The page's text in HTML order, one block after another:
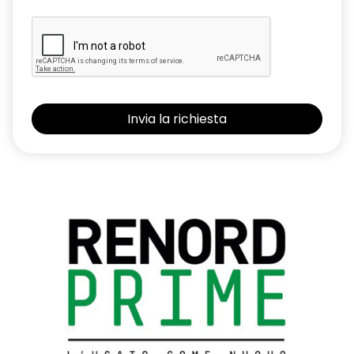
Renault MULTI-SENSE con 3 personalizzazioni di guida e
Ambient Lighting a LED
Retrovisore interno fotocromatico
temperatura, ripiegabili automaticamente alla chiusura
dell'auto
Sedili posteriori ribaltabili 1/3 - 2/3 con bracciolo centrale e 2
portabicchieri
Sellerie in misto tessuto/TEP in nero titanio
Sensore angolo morto
Sensore di pressione pneumatici